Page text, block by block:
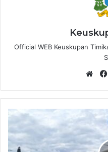
Official WEB Keuskupan
e
b
t